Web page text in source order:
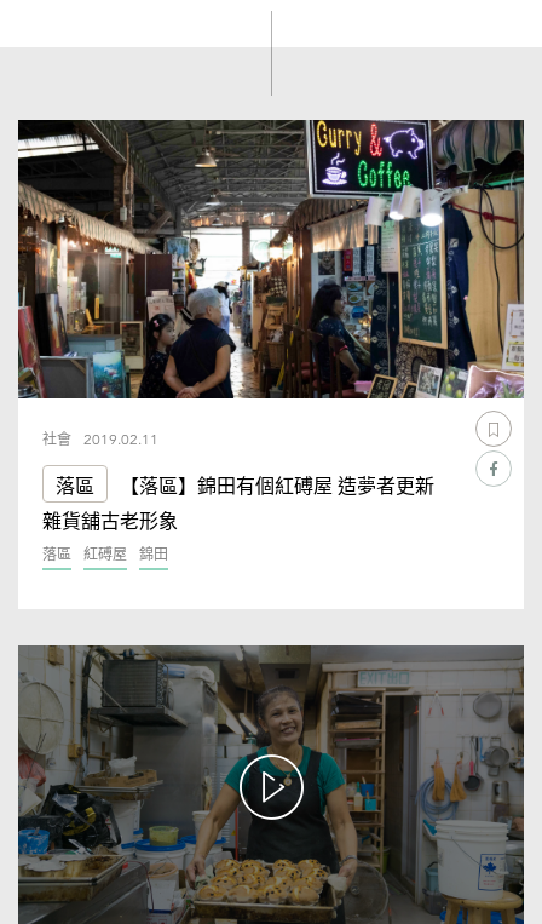
社會 2019.02.11
落區
【落區】錦田有個紅磗屋 造夢者更新
雜貨舖古老形象
落區 紅磗屋 錦田